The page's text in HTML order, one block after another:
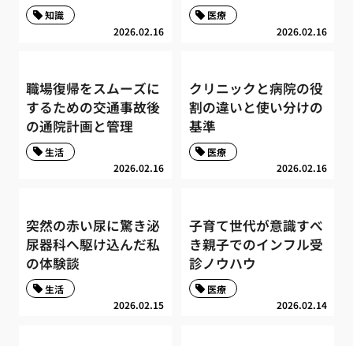
2026.02.16
知識
2026.02.16
医療
職場復帰をスムーズに
するための交通事故後
の通院計画と管理
2026.02.16
生活
クリニックと病院の役
割の違いと使い分けの
基準
2026.02.16
医療
突然の赤い尿に驚き泌
尿器科へ駆け込んだ私
の体験談
2026.02.15
生活
子育て世代が意識すべ
き親子でのインフル受
診ノウハウ
2026.02.14
医療